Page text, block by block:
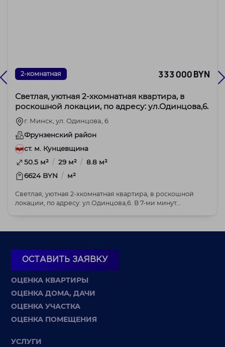
2-комнатная 333 000 BYN
Светлая, уютная 2-хкомнатная квартира, в
роскошной локации, по адресу: ул.Одинцова,6.
г. Минск, ул. Одинцова, 6
Фрунзенский район
ст. м. Кунцевщина
50.5 м² / 29 м² / 8.8 м²
6624 BYN / м²
Светлая, уютная 2-хкомнатная квартира, в роскошной
локации, по адресу: ул.Одинцова,6. В 7-ми минут...
ОСТАВИТЬ ЗАЯВКУ
ОЦЕНКА КВАРТИРЫ
ОЦЕНКА ДОМА, ДАЧИ
ОЦЕНКА УЧАСТКА
ОЦЕНКА ПОМЕЩЕНИЯ
УСЛУГИ